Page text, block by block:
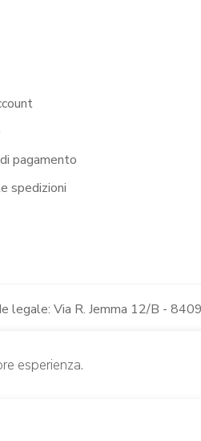
pagamento
spedizioni
legale: Via R. Jemma 12/B -
esperienza.